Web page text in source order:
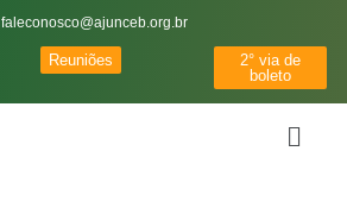
faleconosco@ajunceb.org.br
Reuniões
2° via de
boleto